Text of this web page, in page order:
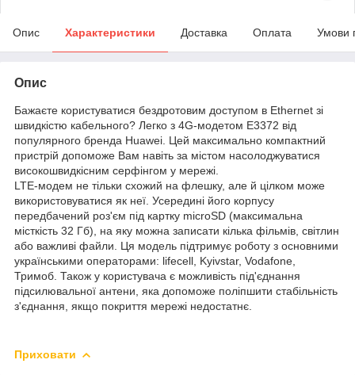
Опис Характеристики Доставка Оплата Умови
Опис
Бажаєте користуватися бездротовим доступом в Ethernet зі
швидкістю кабельного? Легко з 4G-модетом E3372 від
популярного бренда Huawei. Цей максимально компактний
пристрій допоможе Вам навіть за містом насолоджуватися
високошвидкісним серфінгом у мережі.
LTE-модем не тільки схожий на флешку, але й цілком може
використовуватися як неї. Усередині його корпусу
передбачений роз'єм під картку microSD (максимальна
місткість 32 Гб), на яку можна записати кілька фільмів, світлин
або важливі файли. Ця модель підтримує роботу з основними
українськими операторами: lifecell, Kyivstar, Vodafone,
Тримоб. Також у користувача є можливість під'єднання
підсилювальної антени, яка допоможе поліпшити стабільність
з'єднання, якщо покриття мережі недостатнє.
Приховати